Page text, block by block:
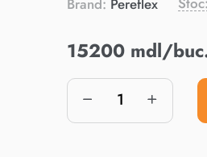
Brand: Pereflex
15200 mdl/